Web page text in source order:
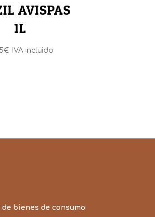
AVISPAS
1L
€ IVA incluido
bienes de consumo